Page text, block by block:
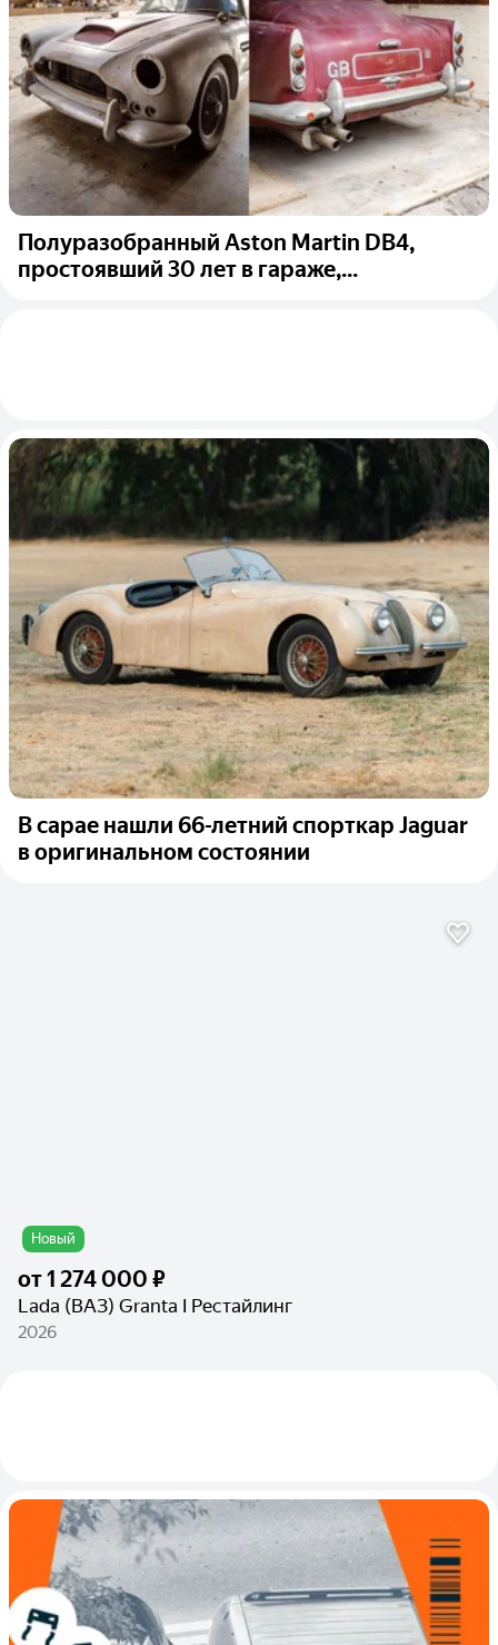
Полуразобранный Aston Martin DB4,
простоявший 30 лет в гараже,...
В сарае нашли 66-летний спорткар Jaguar
в оригинальном состоянии
Новый
от1 274 000 ₽
Lada (ВАЗ) Granta I Рестайлинг
2026